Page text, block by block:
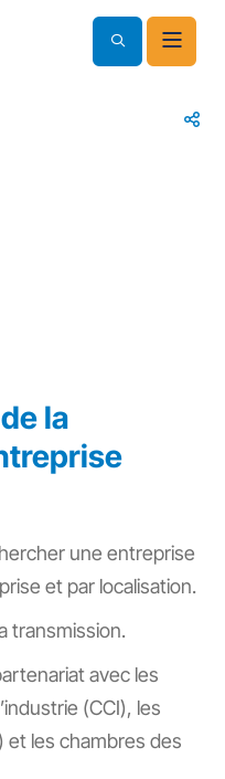
la
une entreprise
et par localisation.
transmission.
avec les
(CCI), les
et les chambres des